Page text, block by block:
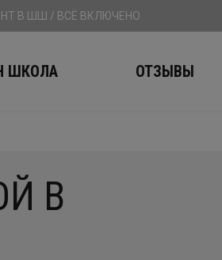
В ШШ / ВСЁ ВКЛЮЧЕНО
ШКОЛА ОТЗЫВЫ
В